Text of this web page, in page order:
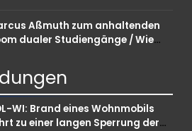
Aßmuth zum anhaltenden
dualer Studiengänge / Wie
können
WI: Brand eines Wohnmobils
zu einer langen Sperrung der